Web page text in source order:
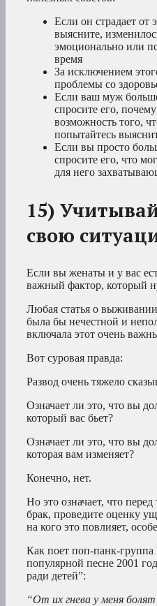
Если он страдает от
выясните,
эмоционально или
время
За исключением
проблемы со
Если ваш муж
спросите его,
возможность того,
попытайтесь
Если вы просто
спросите его, что
для него
15)
свою
Если вы женаты и у вас
важный фактор, который
Любая статья о
была бы нечестной и
включала этот очень
Вот суровая правда:
Развод очень тяжело
Означает ли это, что вы
который вас бьет?
Означает ли это, что вы
которая вам изменяет?
Конечно, нет.
Но это означает, что
брак, проведите оценку
на кого это повлияет,
Как поет поп-панк-группа
популярной песне 2001
ради детей”:
“От их гнева у меня